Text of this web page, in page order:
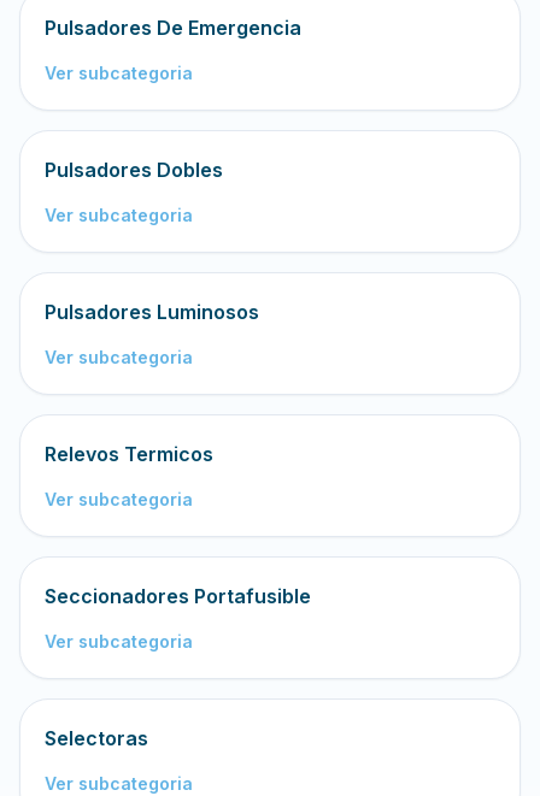
Pulsadores De Emergencia
Ver subcategoria
Pulsadores Dobles
Ver subcategoria
Pulsadores Luminosos
Ver subcategoria
Relevos Termicos
Ver subcategoria
Seccionadores Portafusible
Ver subcategoria
Selectoras
Ver subcategoria